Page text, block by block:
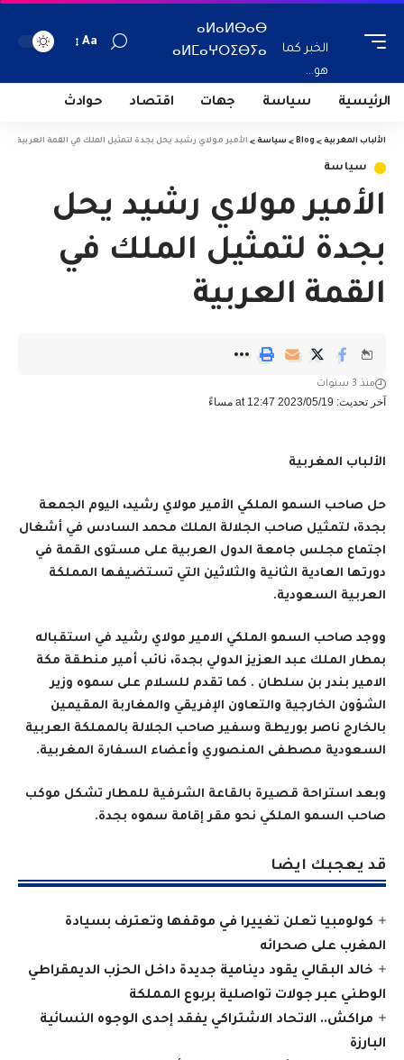
الخبر كما
هو...
ⴰⵍⴰⵍⴱⴰⴱ
ⴰⵍⵎⴰⵖⵔⵉⴱⵢⴰ
Aa
الرئيسية سياسة جهات اقتصاد حوادث
الألباب المغربية >
Blog
> سياسة > الأمير مولاي رشيد يحل بجدة لتمثيل الملك في القمة العربية
سياسة
الأمير مولاي رشيد يحل
بجدة لتمثيل الملك في
القمة العربية
آخر تحديث: 2023/05/19 at 12:47 مساءً
منذ 3 سنوات
الألباب المغربية
حل صاحب السمو الملكي الأمير مولاي رشيد، اليوم الجمعة
بجدة، لتمثيل صاحب الجلالة الملك محمد السادس في أشغال
اجتماع مجلس جامعة الدول العربية على مستوى القمة في
دورتها العادية الثانية والثلاثين التي تستضيفها المملكة
العربية السعودية.
ووجد صاحب السمو الملكي الامير مولاي رشيد في استقباله
بمطار الملك عبد العزيز الدولي بجدة، نائب أمير منطقة مكة
الامير بندر بن سلطان . كما تقدم للسلام على سموه وزير
الشؤون الخارجية والتعاون الإفريقي والمغاربة المقيمين
بالخارج ناصر بوريطة وسفير صاحب الجلالة بالمملكة العربية
السعودية مصطفى المنصوري وأعضاء السفارة المغربية.
وبعد استراحة قصيرة بالقاعة الشرفية للمطار تشكل موكب
صاحب السمو الملكي نحو مقر إقامة سموه بجدة.
قد يعجبك ايضا
كولومبيا تعلن تغييرا في موقفها وتعترف بسيادة
المغرب على صحرائه
خالد البقالي يقود دينامية جديدة داخل الحزب الديمقراطي
الوطني عبر جولات تواصلية بربوع المملكة
مراكش.. الاتحاد الاشتراكي يفقد إحدى الوجوه النسائية
البارزة